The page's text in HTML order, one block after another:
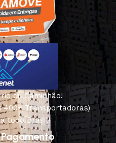
ou Caminhão!
400+ Transportadoras)
todo Brasil!